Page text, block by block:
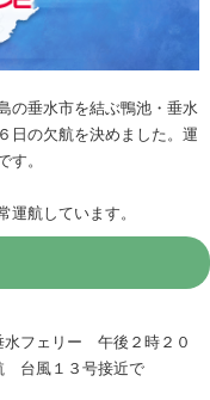
の垂水市を結ぶ鴨池・垂水
日の欠航を決めました。運
。
航しています。
水フェリー 午後２時２０
台風１３号接近で